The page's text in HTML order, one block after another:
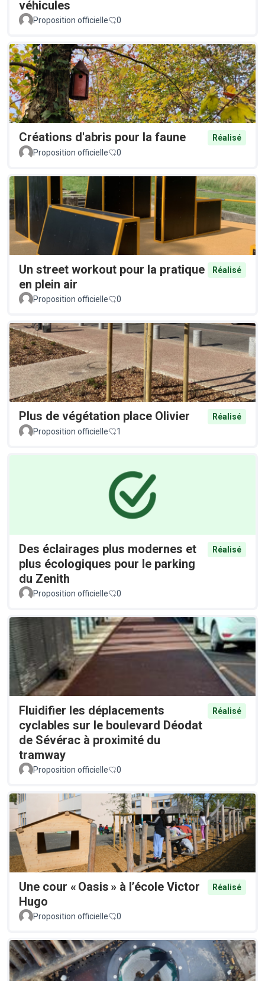
véhicules
Proposition officielle 0
Créations d'abris pour la faune
Réalisé
Proposition officielle
0
Un street workout pour la pratique
en plein air
Réalisé
Proposition officielle 0
Plus de végétation place Olivier
Réalisé
Proposition officielle
1
Des éclairages plus modernes et
plus écologiques pour le parking
du Zenith
Réalisé
Proposition officielle 0
Fluidifier les déplacements
cyclables sur le boulevard Déodat
de Sévérac à proximité du
tramway
Réalisé
Proposition officielle 0
Une cour « Oasis » à l’école Victor
Hugo
Réalisé
Proposition officielle 0